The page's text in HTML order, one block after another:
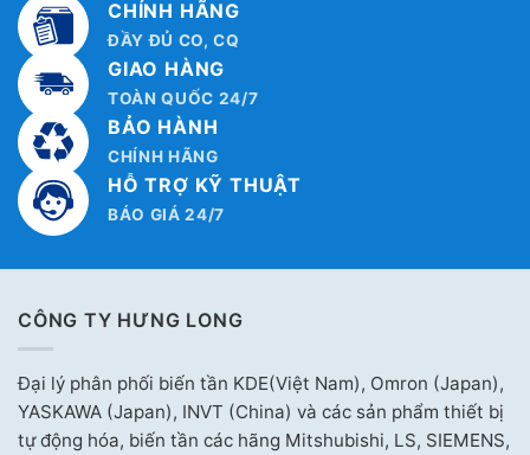
CHÍNH HÃNG
ĐẦY ĐỦ CO, CQ
GIAO HÀNG
TOÀN QUỐC 24/7
BẢO HÀNH
CHÍNH HÃNG
HỖ TRỢ KỸ THUẬT
BÁO GIÁ 24/7
CÔNG TY HƯNG LONG
Đại lý phân phối biến tần KDE(Việt Nam), Omron (Japan),
YASKAWA (Japan), INVT (China) và các sản phẩm thiết bị
tự động hóa, biến tần các hãng Mitshubishi, LS, SIEMENS,